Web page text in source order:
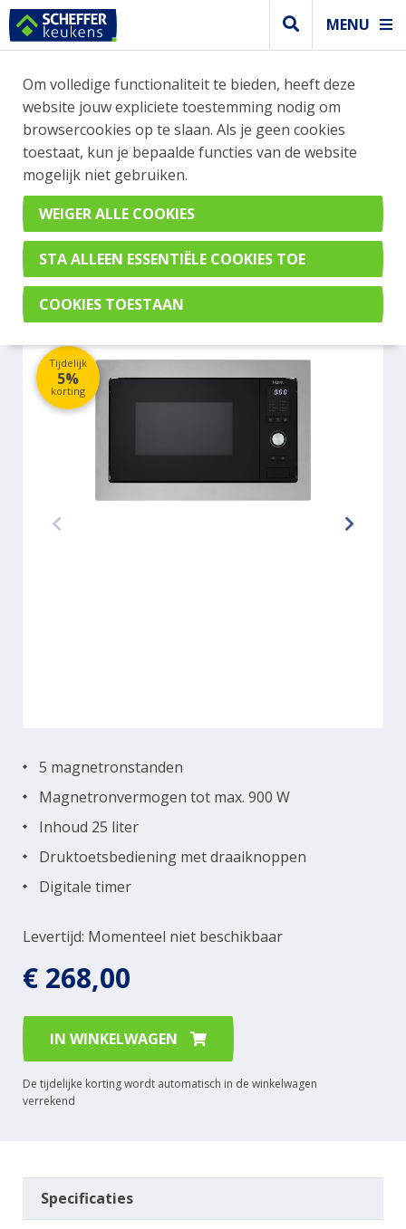
MENU
WEBSHOP BESTELLINGEN
Je kan tijdelijk geen bestelling plaatsen. Wil je je
vast oriënteren? Vergelijk eenvoudig apparaten
en merken met elkaar. Klik hier voor meer
informatie.
Magnetron
ETNA SM225RVS
Tijdelijk
5%
korting
Levertijd: Momenteel niet beschikbaar
5 magnetronstanden
Magnetronvermogen tot max. 900 W
Inhoud 25 liter
Druktoetsbediening met draaiknoppen
Digitale timer
€ 268,00
IN WINKELWAGEN
De tijdelijke korting wordt automatisch in de winkelwagen
verrekend
Specificaties
Om volledige functionaliteit te bieden, heeft deze
website jouw expliciete toestemming nodig om
browsercookies op te slaan. Als je geen cookies
toestaat, kun je bepaalde functies van de website
mogelijk niet gebruiken.